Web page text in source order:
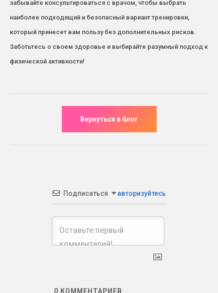
забывайте консультироваться с врачом, чтобы выбрать
наиболее подходящий и безопасный вариант тренировки,
который принесет вам пользу без дополнительных рисков.
Заботьтесь о своем здоровье и выбирайте разумный подход к
физической активности!
Подписаться авторизуйтесь
0 КОММЕНТАРИЕВ